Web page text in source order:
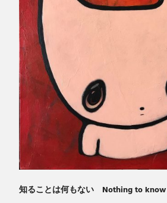
知ることは何もない Nothing to know